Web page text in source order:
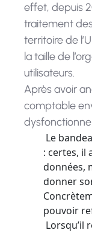
effet, depuis
traitement
territoire de
la taille de
utilisateurs.
Après avoir
comptable
Le
: certes, il
données,
donner
pouvoir
Lorsqu’il